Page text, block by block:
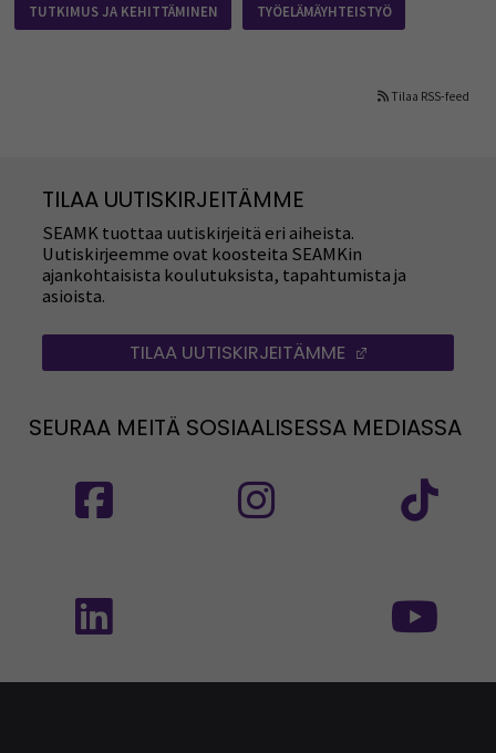
TUTKIMUS JA KEHITTÄMINEN TYÖELÄMÄYHTEISTYÖ
Tilaa RSS-feed
TILAA UUTISKIRJEITÄMME
SEAMK tuottaa uutiskirjeitä eri aiheista.
Uutiskirjeemme ovat koosteita SEAMKin
ajankohtaisista koulutuksista, tapahtumista ja
asioista.
TILAA UUTISKIRJEITÄMME
SEURAA MEITÄ SOSIAALISESSA MEDIASSA